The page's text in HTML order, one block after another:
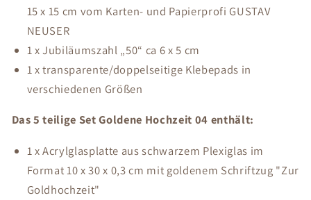
15 x 15 cm vom Karten- und Papierprofi GUSTAV
NEUSER
1 x Jubiläumszahl „50“ ca 6 x 5 cm
1 x transparente/doppelseitige Klebepads in
verschiedenen Größen
Das 5 teilige Set Goldene Hochzeit 04 enthält:
1 x Acrylglasplatte aus schwarzem Plexiglas im
Format 10 x 30 x 0,3 cm mit goldenem Schriftzug "Zur
Goldhochzeit"